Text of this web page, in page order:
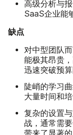
高级分析与报
SaaS企业能
缺点
对中型团队
能极其昂贵
迅速突破预算
陡峭的学习曲
大量时间和
复杂的设置与
战，通常需
带来了显著的